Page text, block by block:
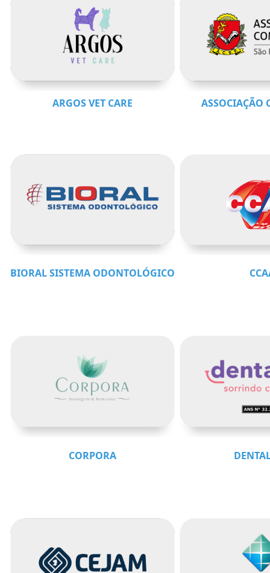
ARGOS VET CARE ASSOCIAÇÃO
BIORAL SISTEMA ODONTOLÓGICO
CORPORA